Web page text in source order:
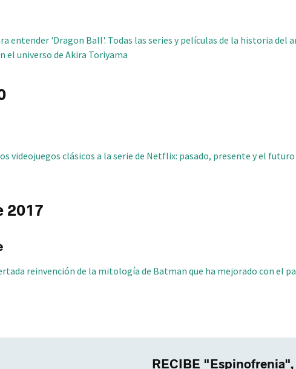
entender 'Dragon Ball'. Todas las series y películas de la historia del
el universo de Akira Toriyama
videojuegos clásicos a la serie de Netflix: pasado, presente y el
2017
reinvención de la mitología de Batman que ha mejorado con el
RECIBE "Espinofrenia",